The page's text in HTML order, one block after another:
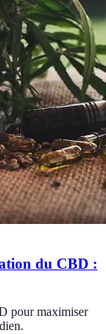
du CBD :
pour maximiser